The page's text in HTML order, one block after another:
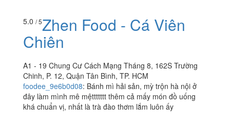
5.0 / 5Zhen Food - Cá Viên
Chiên
A1 - 19 Chung Cư Cách Mạng Tháng 8, 162S Trường
Chinh, P. 12, Quận Tân Bình, TP. HCM
foodee_9e6b0d08: Bánh mì hải sản, mỳ trộn hà nội ở
đây làm mình mê mệttttttt thêm cả mấy món đồ uống
khá chuẩn vị, nhất là trà đào thơm lắm luôn ấy